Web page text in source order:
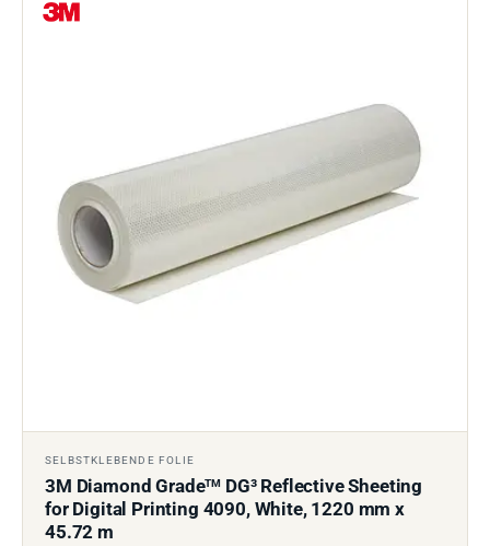
SELBSTKLEBENDE FOLIE
3M Diamond GradeTM DG³ Reflective Sheeting
for Digital Printing 4090, White, 1220 mm x
45.72 m